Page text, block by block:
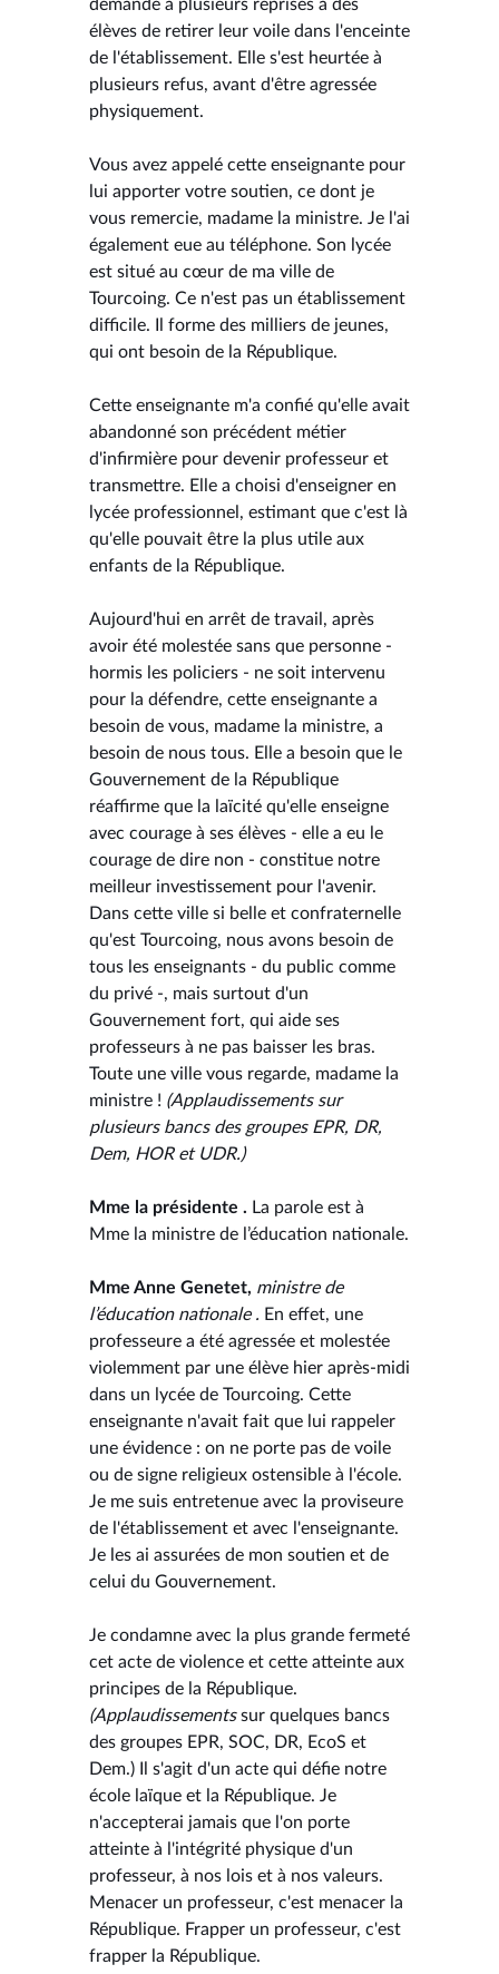
demandé à plusieurs reprises à des
élèves de retirer leur voile dans l'enceinte
de l'établissement. Elle s'est heurtée à
plusieurs refus, avant d'être agressée
physiquement.
Vous avez appelé cette enseignante pour
lui apporter votre soutien, ce dont je
vous remercie, madame la ministre. Je l'ai
également eue au téléphone. Son lycée
est situé au cœur de ma ville de
Tourcoing. Ce n'est pas un établissement
difficile. Il forme des milliers de jeunes,
qui ont besoin de la République.
Cette enseignante m'a confié qu'elle avait
abandonné son précédent métier
d'infirmière pour devenir professeur et
transmettre. Elle a choisi d'enseigner en
lycée professionnel, estimant que c'est là
qu'elle pouvait être la plus utile aux
enfants de la République.
Aujourd'hui en arrêt de travail, après
avoir été molestée sans que personne -
hormis les policiers - ne soit intervenu
pour la défendre, cette enseignante a
besoin de vous, madame la ministre, a
besoin de nous tous. Elle a besoin que le
Gouvernement de la République
réaffirme que la laïcité qu'elle enseigne
avec courage à ses élèves - elle a eu le
courage de dire non - constitue notre
meilleur investissement pour l'avenir.
Dans cette ville si belle et confraternelle
qu'est Tourcoing, nous avons besoin de
tous les enseignants - du public comme
du privé -, mais surtout d'un
Gouvernement fort, qui aide ses
professeurs à ne pas baisser les bras.
Toute une ville vous regarde, madame la
ministre ! (Applaudissements sur
plusieurs bancs des groupes EPR, DR,
Dem, HOR et UDR.)
Mme la présidente . La parole est à
Mme la ministre de l’éducation nationale.
Mme Anne Genetet, ministre de
l’éducation nationale . En effet, une
professeure a été agressée et molestée
violemment par une élève hier après-midi
dans un lycée de Tourcoing. Cette
enseignante n'avait fait que lui rappeler
une évidence : on ne porte pas de voile
ou de signe religieux ostensible à l'école.
Je me suis entretenue avec la proviseure
de l'établissement et avec l'enseignante.
Je les ai assurées de mon soutien et de
celui du Gouvernement.
Je condamne avec la plus grande fermeté
cet acte de violence et cette atteinte aux
principes de la République.
(Applaudissementssur quelques bancs
des groupes EPR, SOC, DR, EcoS et
Dem.) Il s'agit d'un acte qui défie notre
école laïque et la République. Je
n'accepterai jamais que l'on porte
atteinte à l'intégrité physique d'un
professeur, à nos lois et à nos valeurs.
Menacer un professeur, c'est menacer la
République. Frapper un professeur, c'est
frapper la République.